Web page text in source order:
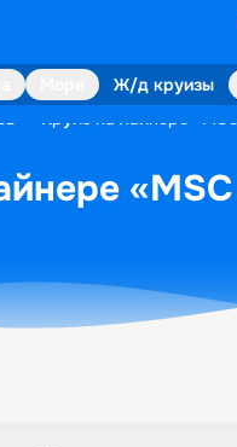
Ж/д круизы
Круиз на лайнере